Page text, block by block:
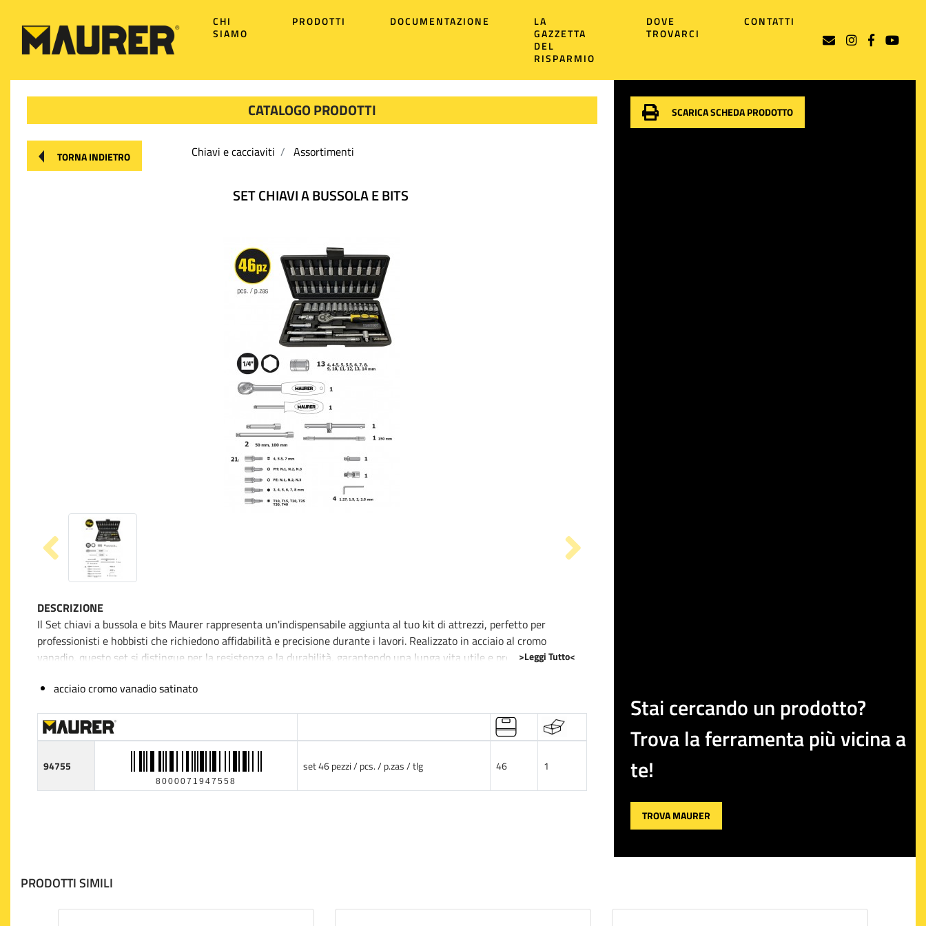
CHI
SIAMO
PRODOTTI DOCUMENTAZIONE
LA
GAZZETTA
DEL
RISPARMIO
DOVE
TROVARCI
CONTATTI
CATALOGO PRODOTTI
TORNA INDIETRO Chiavi e cacciaviti Assortimenti
SET CHIAVI A BUSSOLA E BITS
DESCRIZIONE
Il Set chiavi a bussola e bits Maurer rappresenta un'indispensabile aggiunta al tuo kit di attrezzi, perfetto per
professionisti e hobbisti che richiedono affidabilità e precisione durante i lavori. Realizzato in acciaio al cromo
vanadio, questo set si distingue per la resistenza e la durabilità, garantendo una lunga vita utile e prestazioni
di corrosione e migliorando la resistenza all'usura. Comprende una varietà di misure e tipologie di bussola e bits,
offrendo una soluzione versatile per qualsiasi tipo di avvitamento o meccanica fine.
Ogni componente dell'insieme è progettato per fornire una presa sicura e comoda, contribuendo a prevenire la fatica
dell'utilizzatore durante lavori prolungati. L'attenzione ai dettagli nella fabbricazione assicura che ogni pezzo si
>Leggi Tutto<
acciaio cromo vanadio satinato
94755
8000071947558
set 46 pezzi / pcs. / p.zas / tlg 46 1
SCARICA SCHEDA PRODOTTO
Stai cercando un prodotto?
Trova la ferramenta più vicina a
te!
TROVA MAURER
PRODOTTI SIMILI